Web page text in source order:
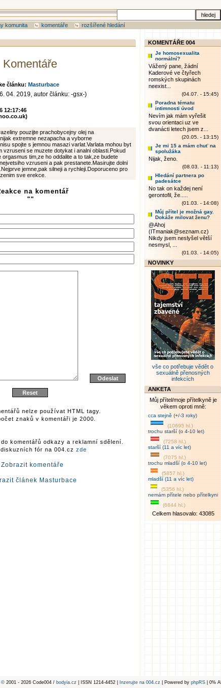
komunita komentáře rozšířené hledání
Komentáře
článku: Masturbace
04. 2019, autor článku: -gsx-)
12:17:46
pouzijte prachobycejny olej na
extremne nezapacha a vyborne
spojte s jemnou masazi varlat.Varlata mohou byt
vzruseni se muzete dotykat i analni oblasti.Pokud
tim,ze ho oddalite a to tak,ze budete
vzruseni a pak prestanete.Masirujte dolni
jemne,pak silneji a rychleji.Doporuceno pro
sve erekce.
na komentář
""
nelze používat HTML tagy.
znaků v komentáři je 2000.
komentářů odkazy a reklamní sdělení.
fór na 004.cz zde
Zobrazit komentáře
článek Masturbace
KOMENTÁŘE 004
Je homosexualita
normální?
Vážený pane, žádní
Kaderové ve čtyřech
romských skupinách
neexist...
(04.07. - 15:45)
Poradna tématu
intimnosti úvod
Nevím jak mám vyřešit
svou orientaci uz ve
dvanácti letech jsem z...
(20.05. - 13:15)
Je mi 15 a mám chuť na
spolužáka
Nijak, ženo.
(08.03. - 11:13)
Hledání partnera po
padesátce
No tak on každej není
gerontofil, že.....
(01.03. - 14:08)
Můj přítel je možná gay.
Dokáže milovat ženu?
@Ahoj
(ITmaniak@seznam.cz)
Nikdy jsem neslyšel větší
nesmysl, ...
(01.03. - 14:05)
NOVINKY
vše co potřebuje vědět o
sexuálně přenosných
infekcích
ANKETA
Můj přítel/moje přítelkyně je
věkem oproti mně:
cca stejně (+/-3 roky)
(10695 hl.)
trochu starší (o 4-10 let)
(7258 hl.)
starší (11 a víc let)
(7075 hl.)
trochu mladší (o 4-10 let)
(5857 hl.)
mladší (11 a víc let)
(5356 hl.)
nemám přítele nebo přítelkyni
(6844 hl.)
Celkem hlasovalo: 43085
© 2001 - 2026 Code004 / bodyia.cz | ISSN 1214-4452 | Inzerujte na 004.cz | Powered by phpRS | 0% AI